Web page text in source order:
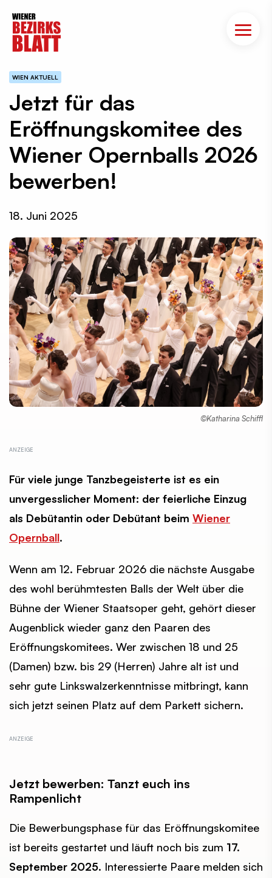
WIEN AKTUELL
Jetzt für das
Eröffnungskomitee des
Wiener Opernballs 2026
bewerben!
18. Juni 2025
©Katharina Schiffl
Für viele junge Tanzbegeisterte ist es ein
unvergesslicher Moment: der feierliche Einzug
als Debütantin oder Debütant beim Wiener
Opernball.
Wenn am 12. Februar 2026 die nächste Ausgabe
des wohl berühmtesten Balls der Welt über die
Bühne der Wiener Staatsoper geht, gehört dieser
Augenblick wieder ganz den Paaren des
Eröffnungskomitees. Wer zwischen 18 und 25
(Damen) bzw. bis 29 (Herren) Jahre alt ist und
sehr gute Linkswalzerkenntnisse mitbringt, kann
sich jetzt seinen Platz auf dem Parkett sichern.
Jetzt bewerben: Tanzt euch ins
Rampenlicht
Die Bewerbungsphase für das Eröffnungskomitee
ist bereits gestartet und läuft noch bis zum 17.
September 2025. Interessierte Paare melden sich